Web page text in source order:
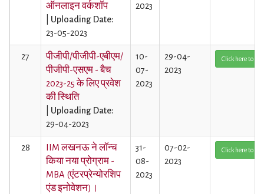
ऑनलाइन वर्कशॉप
Uploading Date:
23-05-2023
2023
27
पीजीपी/पीजीपी-एबीएम/
पीजीपी-एसएम - बैच
2023-25 ​​के लिए प्रवेश
की स्थिति
Uploading Date:
29-04-2023
10-
07-
2023
29-04-
2023
Click here to
28
IIM लखनऊ ने लॉन्च
किया नया प्रोग्राम -
MBA (एंटरप्रेन्योरशिप
एंड इनोवेशन)।
31-
08-
2023
07-02-
2023
Click here to